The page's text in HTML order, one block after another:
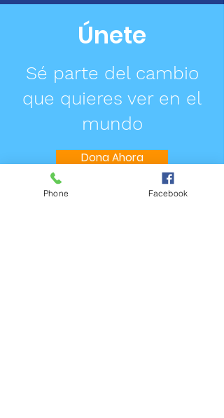
Únete
Sé parte del cambio
que quieres ver en el
mundo
Dona Ahora
Phone Facebook